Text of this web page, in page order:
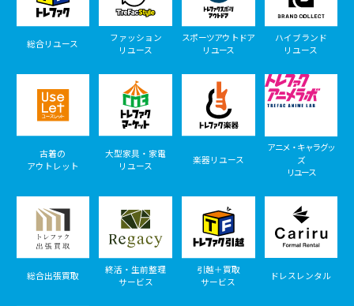
総合リユース
ファッション
リユース
スポーツアウトドア
リユース
ハイブランド
リユース
古着の
アウトレット
大型家具・家電
リユース
楽器リユース
アニメ・キャラグッ
ズ
リユース
総合出張買取
終活・生前整理
サービス
引越＋買取
サービス
ドレスレンタル